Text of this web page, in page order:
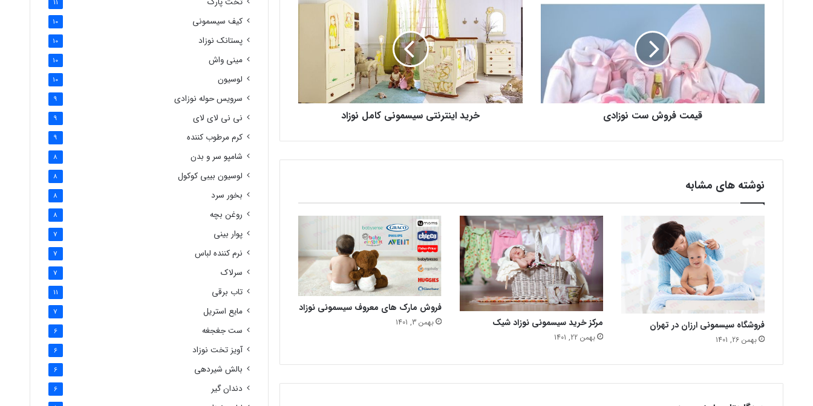
قیمت فروش ست نوزادی خرید اینترنتی سیسمونی کامل نوزاد
نوشته های مشابه
فروشگاه سیسمونی ارزان در تهران
بهمن 26, 1401
مرکز خرید سیسمونی نوزاد شیک
بهمن 22, 1401
فروش مارک های معروف سیسمونی نوزاد
بهمن 3, 1401
11
کیف سیسمونی 10
پستانک نوزاد 10
مینی واش 10
لوسیون 10
سرویس حوله نوزادی 9
نی نی لای لای 9
کرم مرطوب کننده 9
شامپو سر و بدن 8
لوسیون بیبی کوکول 8
بخور سرد 8
روغن بچه 8
پوار بینی 7
نرم کننده لباس 7
سرلاک 7
تاب برقی 11
مایع استریل 7
ست جغجغه 6
آویز تخت نوزاد 6
بالش شیردهی 6
دندان گیر 6